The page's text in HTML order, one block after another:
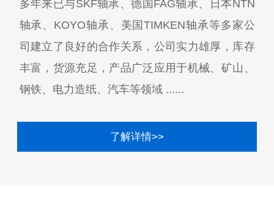
多年来已与SKF轴承、德国FAG轴承、日本NTN
轴承、KOYO轴承、美国TIMKEN轴承等多家公
司建立了良好的合作关系，公司实力雄厚，库存
丰富，货源充足，产品广泛应用于机械、矿山、
钢铁、电力造纸、汽车等领域 ......
了解详情>>